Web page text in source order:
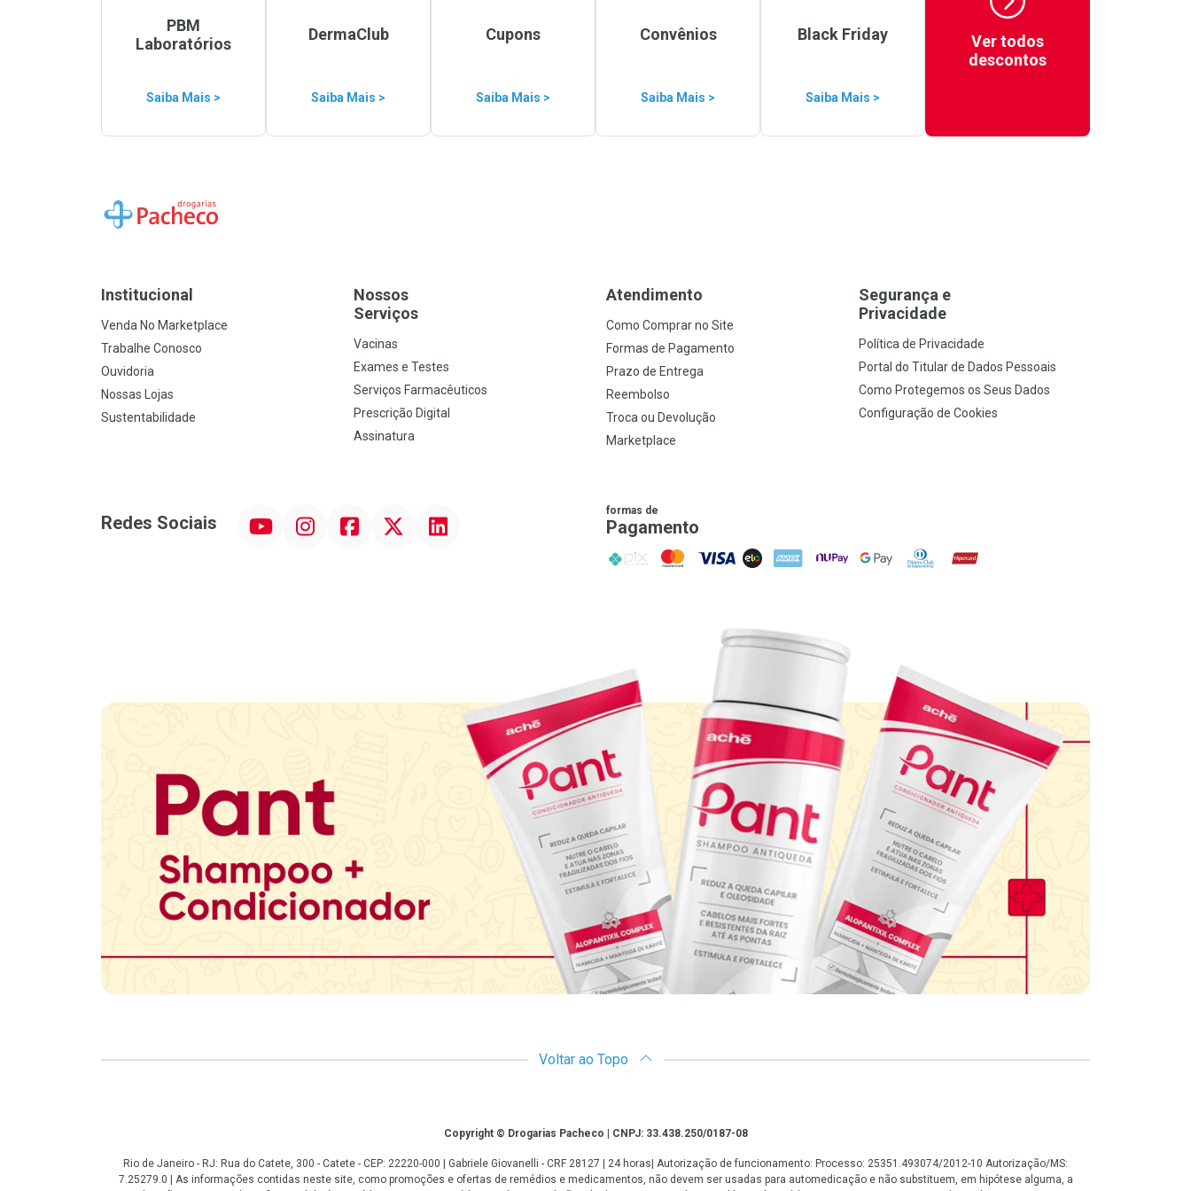
PBM
Laboratórios
Saiba Mais >
DermaClub
Saiba Mais >
Cupons
Saiba Mais >
Convênios
Saiba Mais >
Black Friday
Saiba Mais >
Ver todos
descontos
Ir para a Home
Institucional
Venda No Marketplace
Trabalhe Conosco
Ouvidoria
Nossas Lojas
Sustentabilidade
Nossos
Serviços
Vacinas
Exames e Testes
Serviços Farmacêuticos
Prescrição Digital
Assinatura
Atendimento
Como Comprar no Site
Formas de Pagamento
Prazo de Entrega
Reembolso
Troca ou Devolução
Marketplace
Segurança e
Privacidade
Política de Privacidade
Portal do Titular de Dados Pessoais
Como Protegemos os Seus Dados
Configuração de Cookies
Redes Sociais InstagramFacebookTwitter Linkedin formas de
Pagamento
PIX MasterCard
VISA ELO AMEX NuPay Google PayDiners ClubHipercard
Voltar ao Topo
Copyright © Drogarias Pacheco | CNPJ: 33.438.250/0187-08
Rio de Janeiro - RJ: Rua do Catete, 300 - Catete - CEP: 22220-000 | Gabriele Giovanelli - CRF 28127 | 24 horas| Autorização de funcionamento: Processo: 25351.493074/2012-10 Autorização/MS:
7.25279.0 | As informações contidas neste site, como promoções e ofertas de remédios e medicamentos, não devem ser usadas para automedicação e não substituem, em hipótese alguma, a